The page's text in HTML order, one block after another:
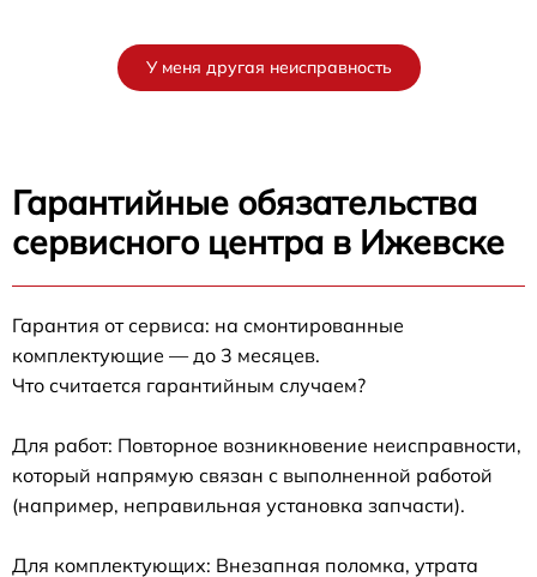
У меня другая неисправность
Гарантийные обязательства
сервисного центра в Ижевске
Гарантия от сервиса: на смонтированные
комплектующие — до 3 месяцев.
Что считается гарантийным случаем?
Для работ: Повторное возникновение неисправности,
который напрямую связан с выполненной работой
(например, неправильная установка запчасти).
Для комплектующих: Внезапная поломка, утрата